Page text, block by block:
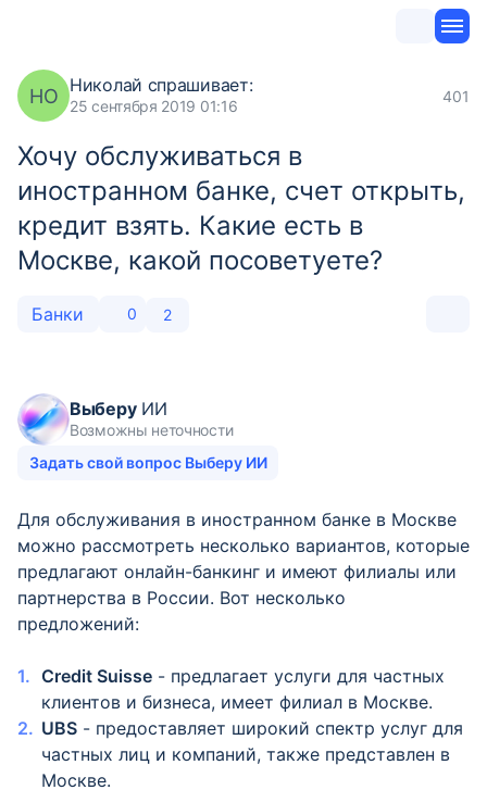
НО Николай спрашивает:
25 сентября 2019 01:16
401
Хочу обслуживаться в
иностранном банке, счет открыть,
кредит взять. Какие есть в
Москве, какой посоветуете?
Банки 0 2
ВыберуИИ
Возможны неточности
Задать свой вопрос Выберу ИИ
Для обслуживания в иностранном банке в Москве
можно рассмотреть несколько вариантов, которые
предлагают онлайн-банкинг и имеют филиалы или
партнерства в России. Вот несколько
предложений:
Credit Suisse - предлагает услуги для частных
клиентов и бизнеса, имеет филиал в Москве.
UBS - предоставляет широкий спектр услуг для
частных лиц и компаний, также представлен в
Москве.